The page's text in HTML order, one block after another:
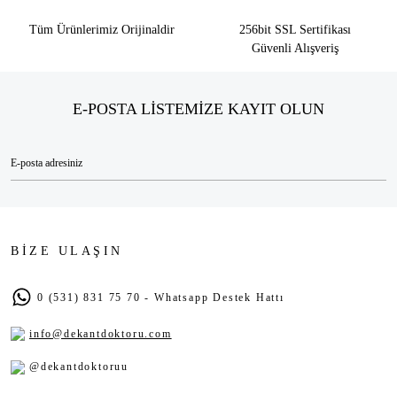
Tüm Ürünlerimiz Orijinaldir
256bit SSL Sertifikası
Güvenli Alışveriş
E-POSTA LİSTEMİZE KAYIT OLUN
BİZE ULAŞIN
0 (531) 831 75 70 - Whatsapp Destek Hattı
info@dekantdoktoru.com
@dekantdoktoruu